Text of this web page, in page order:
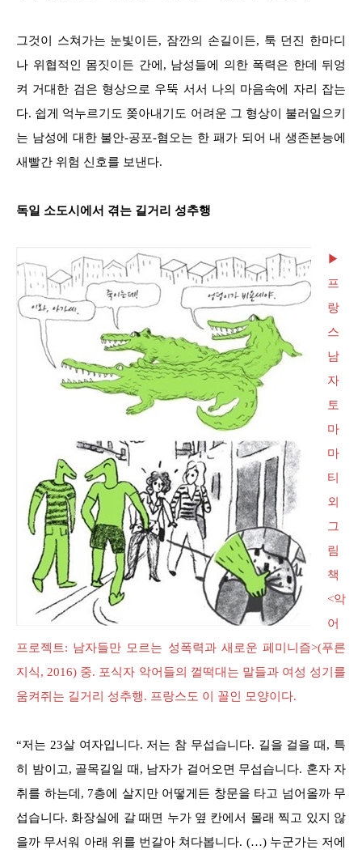
그것이 스쳐가는 눈빛이든, 잠깐의 손길이든, 툭 던진 한마디
나 위협적인 몸짓이든 간에, 남성들에 의한 폭력은 한데 뒤엉
켜 거대한 검은 형상으로 우뚝 서서 나의 마음속에 자리 잡는
다. 쉽게 억누르기도 쫒아내기도 어려운 그 형상이 불러일으키
는 남성에 대한 불안-공포-혐오는 한 패가 되어 내 생존본능에
새빨간 위험 신호를 보낸다.
독일 소도시에서 겪는 길거리 성추행
▶
프
랑
스
남
자
토
마
마
티
외
그
림
책
<악
어
프로젝트: 남자들만 모르는 성폭력과 새로운 페미니즘>(푸른
지식, 2016) 중. 포식자 악어들의 껄떡대는 말들과 여성 성기를
움켜쥐는 길거리 성추행. 프랑스도 이 꼴인 모양이다.
“저는 23살 여자입니다. 저는 참 무섭습니다. 길을 걸을 때, 특
히 밤이고, 골목길일 때, 남자가 걸어오면 무섭습니다. 혼자 자
취를 하는데, 7층에 살지만 어떻게든 창문을 타고 넘어올까 무
섭습니다. 화장실에 갈 때면 누가 옆 칸에서 몰래 찍고 있지 않
을까 무서워 아래 위를 번갈아 쳐다봅니다. (…) 누군가는 저에